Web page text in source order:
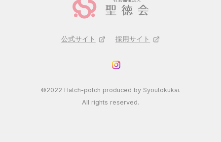
公式サイト 採用サイト
©2022 Hatch-potch produced by Syoutokukai.
All rights reserved.